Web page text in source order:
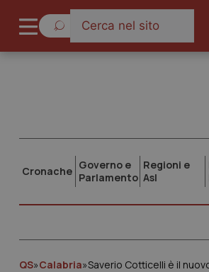
Cronache Governo e
Parlamento
Regioni e
Asl
QS»Calabria»Saverio Cotticelli è il